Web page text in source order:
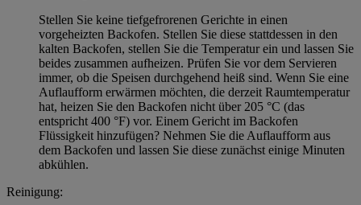
Stellen Sie keine tiefgefrorenen Gerichte in einen
vorgeheizten Backofen. Stellen Sie diese stattdessen in den
kalten Backofen, stellen Sie die Temperatur ein und lassen Sie
beides zusammen aufheizen. Prüfen Sie vor dem Servieren
immer, ob die Speisen durchgehend heiß sind. Wenn Sie eine
Auflaufform erwärmen möchten, die derzeit Raumtemperatur
hat, heizen Sie den Backofen nicht über 205 °C (das
entspricht 400 °F) vor. Einem Gericht im Backofen
Flüssigkeit hinzufügen? Nehmen Sie die Auflaufform aus
dem Backofen und lassen Sie diese zunächst einige Minuten
abkühlen.
Reinigung: